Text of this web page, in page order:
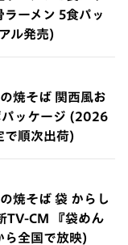
ーメン 5食パッ
ル発売)
焼そば 関西風お
パッケージ (2026
で順次出荷)
焼そば 袋 からし
TV-CM 『袋めん
ら全国で放映)